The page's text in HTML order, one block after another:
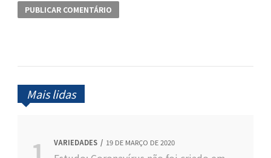
Mais lidas
VARIEDADES 19 DE MARÇO DE 2020